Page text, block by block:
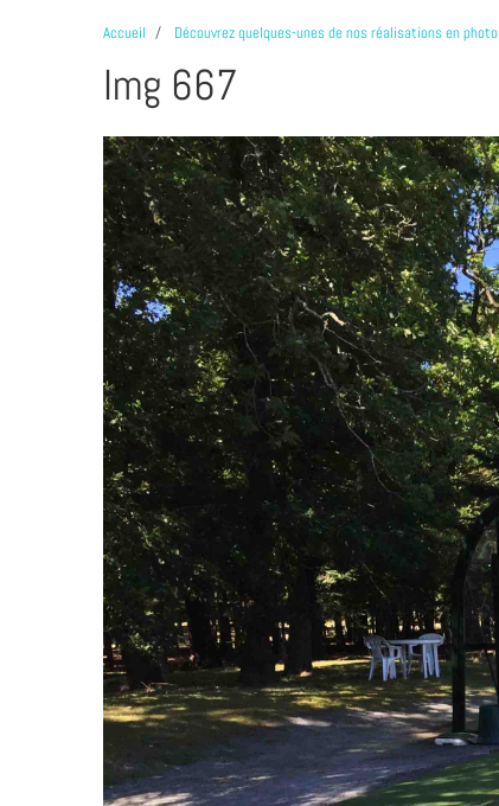
Accueil Découvrez quelques-unes de nos réalisations en photo
Img 667